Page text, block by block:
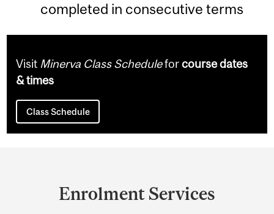
completed in consecutive terms
Visit Minerva Class Scheduleforcourse dates
& times
Class Schedule
Enrolment Services